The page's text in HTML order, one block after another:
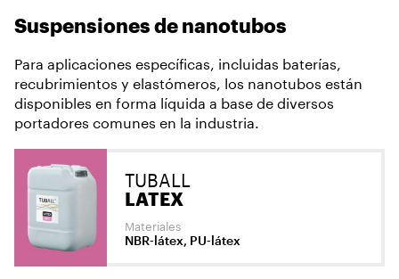
Suspensiones de nanotubos
Para aplicaciones específicas, incluidas baterías,
recubrimientos y elastómeros, los nanotubos están
disponibles en forma líquida a base de diversos
portadores comunes en la industria.
TUBALL
LATEX
Materiales
NBR‑látex, PU‑látex